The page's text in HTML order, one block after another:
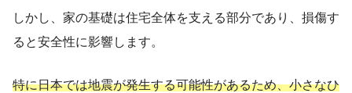
しかし、家の基礎は住宅全体を支える部分であり、損傷す
ると安全性に影響します。
特に日本では地震が発生する可能性があるため、小さなひ